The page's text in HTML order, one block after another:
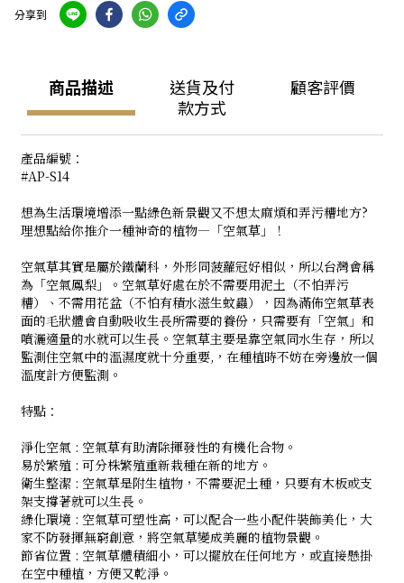
分享到
商品描述
送貨及付
款方式
顧客評價
產品編號：
#AP-S14
想為生活環境增添一點綠色新景觀又不想太麻煩和弄污糟地方?
理想點給你推介一種神奇的植物—「空氣草」！
空氣草其實是屬於鐵蘭科，外形同菠蘿冠好相似，所以台灣會稱
為「空氣鳳梨」。空氣草好處在於不需要用泥土（不怕弄污
糟）、不需用花盆（不怕有積水滋生蚊蟲），因為滿佈空氣草表
面的毛狀體會自動吸收生長所需要的養份，只需要有「空氣」和
噴灑適量的水就可以生長。空氣草主要是靠空氣同水生存，所以
監測住空氣中的溫濕度就十分重要,，在種植時不妨在旁邊放一個
溫度計方便監測。
特點：
淨化空氣 : 空氣草有助清除揮發性的有機化合物。
易於繁殖 : 可分株繁殖重新栽種在新的地方。
衛生整潔 : 空氣草是附生植物，不需要泥土種，只要有木板或支
架支撐著就可以生長。
綠化環境 : 空氣草可塑性高，可以配合一些小配件裝飾美化，大
家不防發揮無窮創意，將空氣草變成美麗的植物景觀。
節省位置 : 空氣草體積細小，可以擺放在任何地方，或直接懸掛
在空中種植，方便又乾淨。